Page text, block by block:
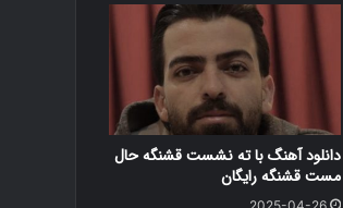
دانلود آهنگ با ته نشست قشنگه حال
مست قشنگه رایگان